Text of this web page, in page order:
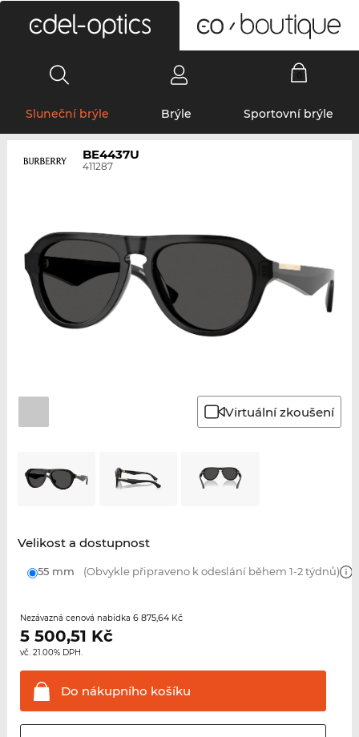
Sluneční brýle Brýle Sportovní brýle
BE4437U
411287
Virtuální zkoušení
Velikost a dostupnost
55 mm (Obvykle připraveno k odeslání během 1-2 týdnů)
Nezávazná cenová nabídka 6 875,64 Kč
5 500,51 Kč
vč. 21.00% DPH.
Do nákupního košíku